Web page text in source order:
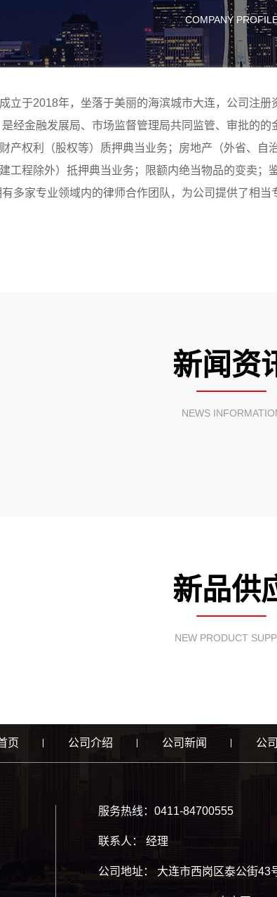
COMPANY
立于2018年，坐落于美丽的海滨城市大连，公司注册
经金融发展局、市场监督管理局共同监管、审批的的
产权利（股权等）质押典当业务；房地产（外省、自
工程除外）抵押典当业务；限额内绝当物品的变卖；
多家专业领域内的律师合作团队，为公司提供了相当
新闻资
NEWS
新品供
NEW PRODUCT
页 公司介绍 公司新闻 公
服务热线：0411-84700555
联系人： 经理
公司地址： 大连市西岗区泰公街43